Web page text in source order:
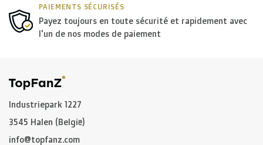
PAIEMENTS SÉCURISÉS
Payez toujours en toute sécurité et rapidement avec
l'un de nos modes de paiement
Industriepark 1227
3545 Halen (België)
info@topfanz.com